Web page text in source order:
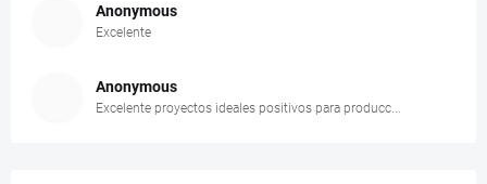
Anonymous
Excelente
Anonymous
Excelente proyectos ideales positivos para producc...